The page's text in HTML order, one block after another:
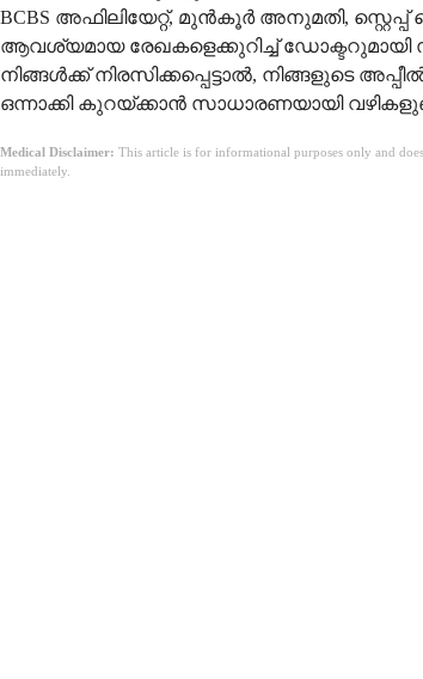
BCBS അഫിലിയേറ്റ്, മുൻ‌കൂർ അനുമതി,
ആവശ്യമായ രേഖകളെക്കുറിച്ച് ഡോക്ടറുമായി
നിങ്ങൾക്ക് നിരസിക്കപ്പെട്ടാൽ, നിങ്ങളുടെ
ഒന്നാക്കി കുറയ്ക്കാൻ സാധാരണയായി
Medical Disclaimer: This article is for informational purposes only and
immediately.